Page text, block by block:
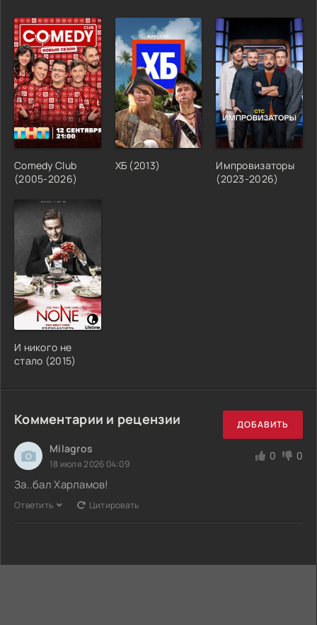
Comedy Club
(2005-2026)
ХБ (2013)
Импровизаторы
(2023-2026)
И никого не
стало (2015)
Комментарии и рецензии ДОБАВИТЬ
Milagros
18 июля 2026 04:09
0 0
За..бал Харламов!
Ответить Цитировать